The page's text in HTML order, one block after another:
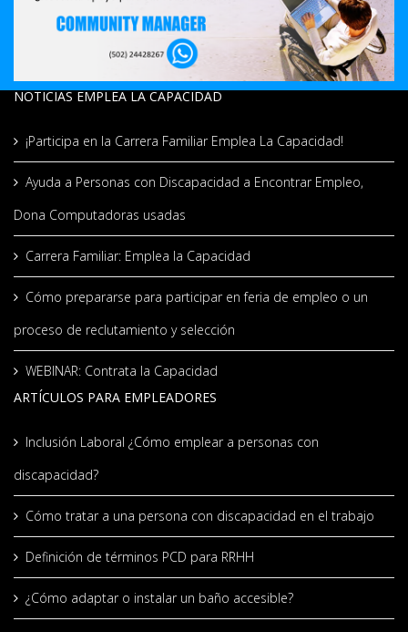
NOTICIAS EMPLEA LA CAPACIDAD
¡Participa en la Carrera Familiar Emplea La Capacidad!
Ayuda a Personas con Discapacidad a Encontrar Empleo,
Dona Computadoras usadas
Carrera Familiar: Emplea la Capacidad
Cómo prepararse para participar en feria de empleo o un
proceso de reclutamiento y selección
WEBINAR: Contrata la Capacidad
ARTÍCULOS PARA EMPLEADORES
Inclusión Laboral ¿Cómo emplear a personas con
discapacidad?
Cómo tratar a una persona con discapacidad en el trabajo
Definición de términos PCD para RRHH
¿Cómo adaptar o instalar un baño accesible?